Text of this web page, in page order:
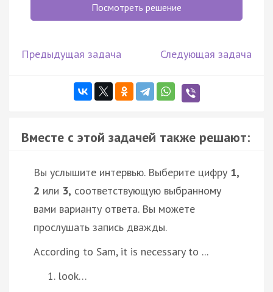
Посмотреть решение
Предыдущая задача Следующая задача
Вместе с этой задачей также решают:
Вы услышите интервью. Выберите цифру 1,
2 или 3, соответствующую выбранному
вами варианту ответа. Вы можете
прослушать запись дважды.
According to Sam, it is necessary to ...
look…